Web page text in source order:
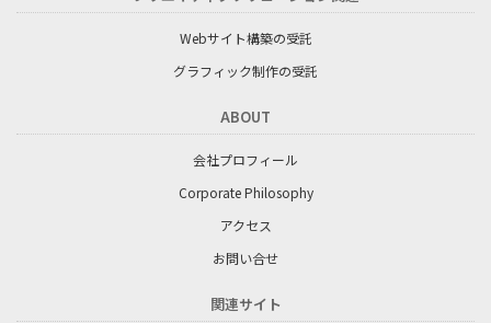
Webサイト構築の受託
グラフィック制作の受託
ABOUT
会社プロフィール
Corporate Philosophy
アクセス
お問い合せ
関連サイト